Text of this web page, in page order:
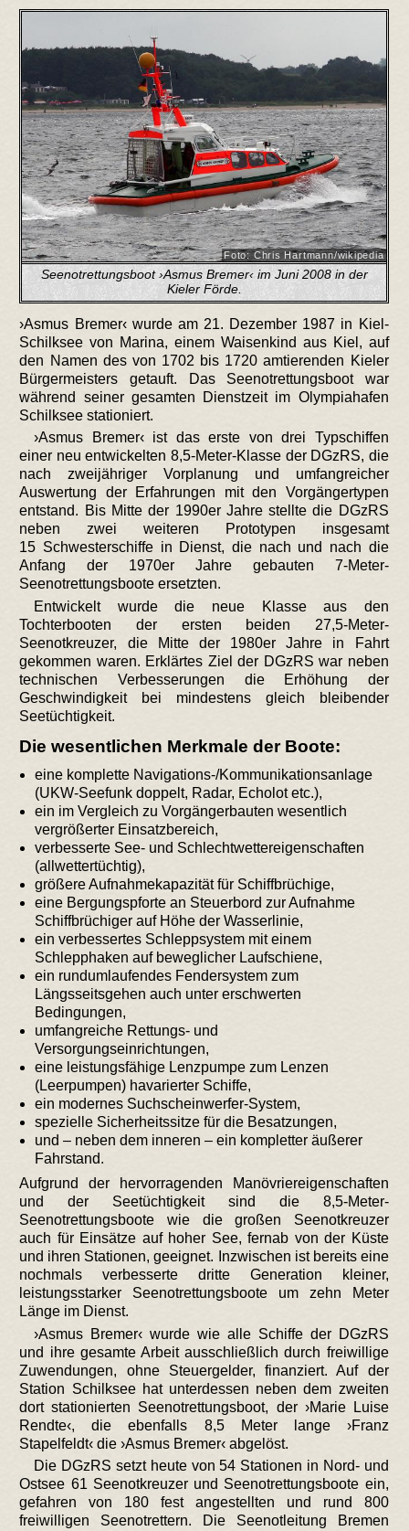
Foto: Chris Hartmann/wikipedia
Seenotrettungsboot ›Asmus Bremer‹ im Juni 2008 in der
Kieler Förde.
›Asmus Bremer‹ wurde am 21. Dezember 1987 in Kiel-
Schilksee von Marina, einem Waisenkind aus Kiel, auf
den Namen des von 1702 bis 1720 amtierenden Kieler
Bürgermeisters getauft. Das Seenotrettungsboot war
während seiner gesamten Dienstzeit im Olympiahafen
Schilksee stationiert.
›Asmus Bremer‹ ist das erste von drei Typschiffen
einer neu entwickelten 8,5-Meter-Klasse der DGzRS, die
nach zweijähriger Vorplanung und umfangreicher
Auswertung der Erfahrungen mit den Vorgängertypen
entstand. Bis Mitte der 1990er Jahre stellte die DGzRS
neben zwei weiteren Prototypen insgesamt
15 Schwesterschiffe in Dienst, die nach und nach die
Anfang der 1970er Jahre gebauten 7-Meter-
Seenotrettungsboote ersetzten.
Entwickelt wurde die neue Klasse aus den
Tochterbooten der ersten beiden 27,5-Meter-
Seenotkreuzer, die Mitte der 1980er Jahre in Fahrt
gekommen waren. Erklärtes Ziel der DGzRS war neben
technischen Verbesserungen die Erhöhung der
Geschwindigkeit bei mindestens gleich bleibender
Seetüchtigkeit.
Die wesentlichen Merkmale der Boote:
eine komplette Navigations-/Kommunikationsanlage
(UKW-Seefunk doppelt, Radar, Echolot etc.),
ein im Vergleich zu Vorgängerbauten wesentlich
vergrößerter Einsatzbereich,
verbesserte See- und Schlechtwettereigenschaften
(allwettertüchtig),
größere Aufnahmekapazität für Schiffbrüchige,
eine Bergungspforte an Steuerbord zur Aufnahme
Schiffbrüchiger auf Höhe der Wasserlinie,
ein verbessertes Schleppsystem mit einem
Schlepphaken auf beweglicher Laufschiene,
ein rundumlaufendes Fendersystem zum
Längsseitsgehen auch unter erschwerten
Bedingungen,
umfangreiche Rettungs- und
Versorgungseinrichtungen,
eine leistungsfähige Lenzpumpe zum Lenzen
(Leerpumpen) havarierter Schiffe,
ein modernes Suchscheinwerfer-System,
spezielle Sicherheitssitze für die Besatzungen,
und – neben dem inneren – ein kompletter äußerer
Fahrstand.
Aufgrund der hervorragenden Manövriereigenschaften
und der Seetüchtigkeit sind die 8,5-Meter-
Seenotrettungsboote wie die großen Seenotkreuzer
auch für Einsätze auf hoher See, fernab von der Küste
und ihren Stationen, geeignet. Inzwischen ist bereits eine
nochmals verbesserte dritte Generation kleiner,
leistungsstarker Seenotrettungsboote um zehn Meter
Länge im Dienst.
›Asmus Bremer‹ wurde wie alle Schiffe der DGzRS
und ihre gesamte Arbeit ausschließlich durch freiwillige
Zuwendungen, ohne Steuergelder, finanziert. Auf der
Station Schilksee hat unterdessen neben dem zweiten
dort stationierten Seenotrettungsboot, der ›Marie Luise
Rendte‹, die ebenfalls 8,5 Meter lange ›Franz
Stapelfeldt‹ die ›Asmus Bremer‹ abgelöst.
Die DGzRS setzt heute von 54 Stationen in Nord- und
Ostsee 61 Seenotkreuzer und Seenotrettungsboote ein,
gefahren von 180 fest angestellten und rund 800
freiwilligen Seenotrettern. Die Seenotleitung Bremen